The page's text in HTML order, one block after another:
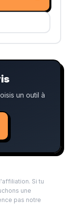
un outil à
Si tu
une
pas notre